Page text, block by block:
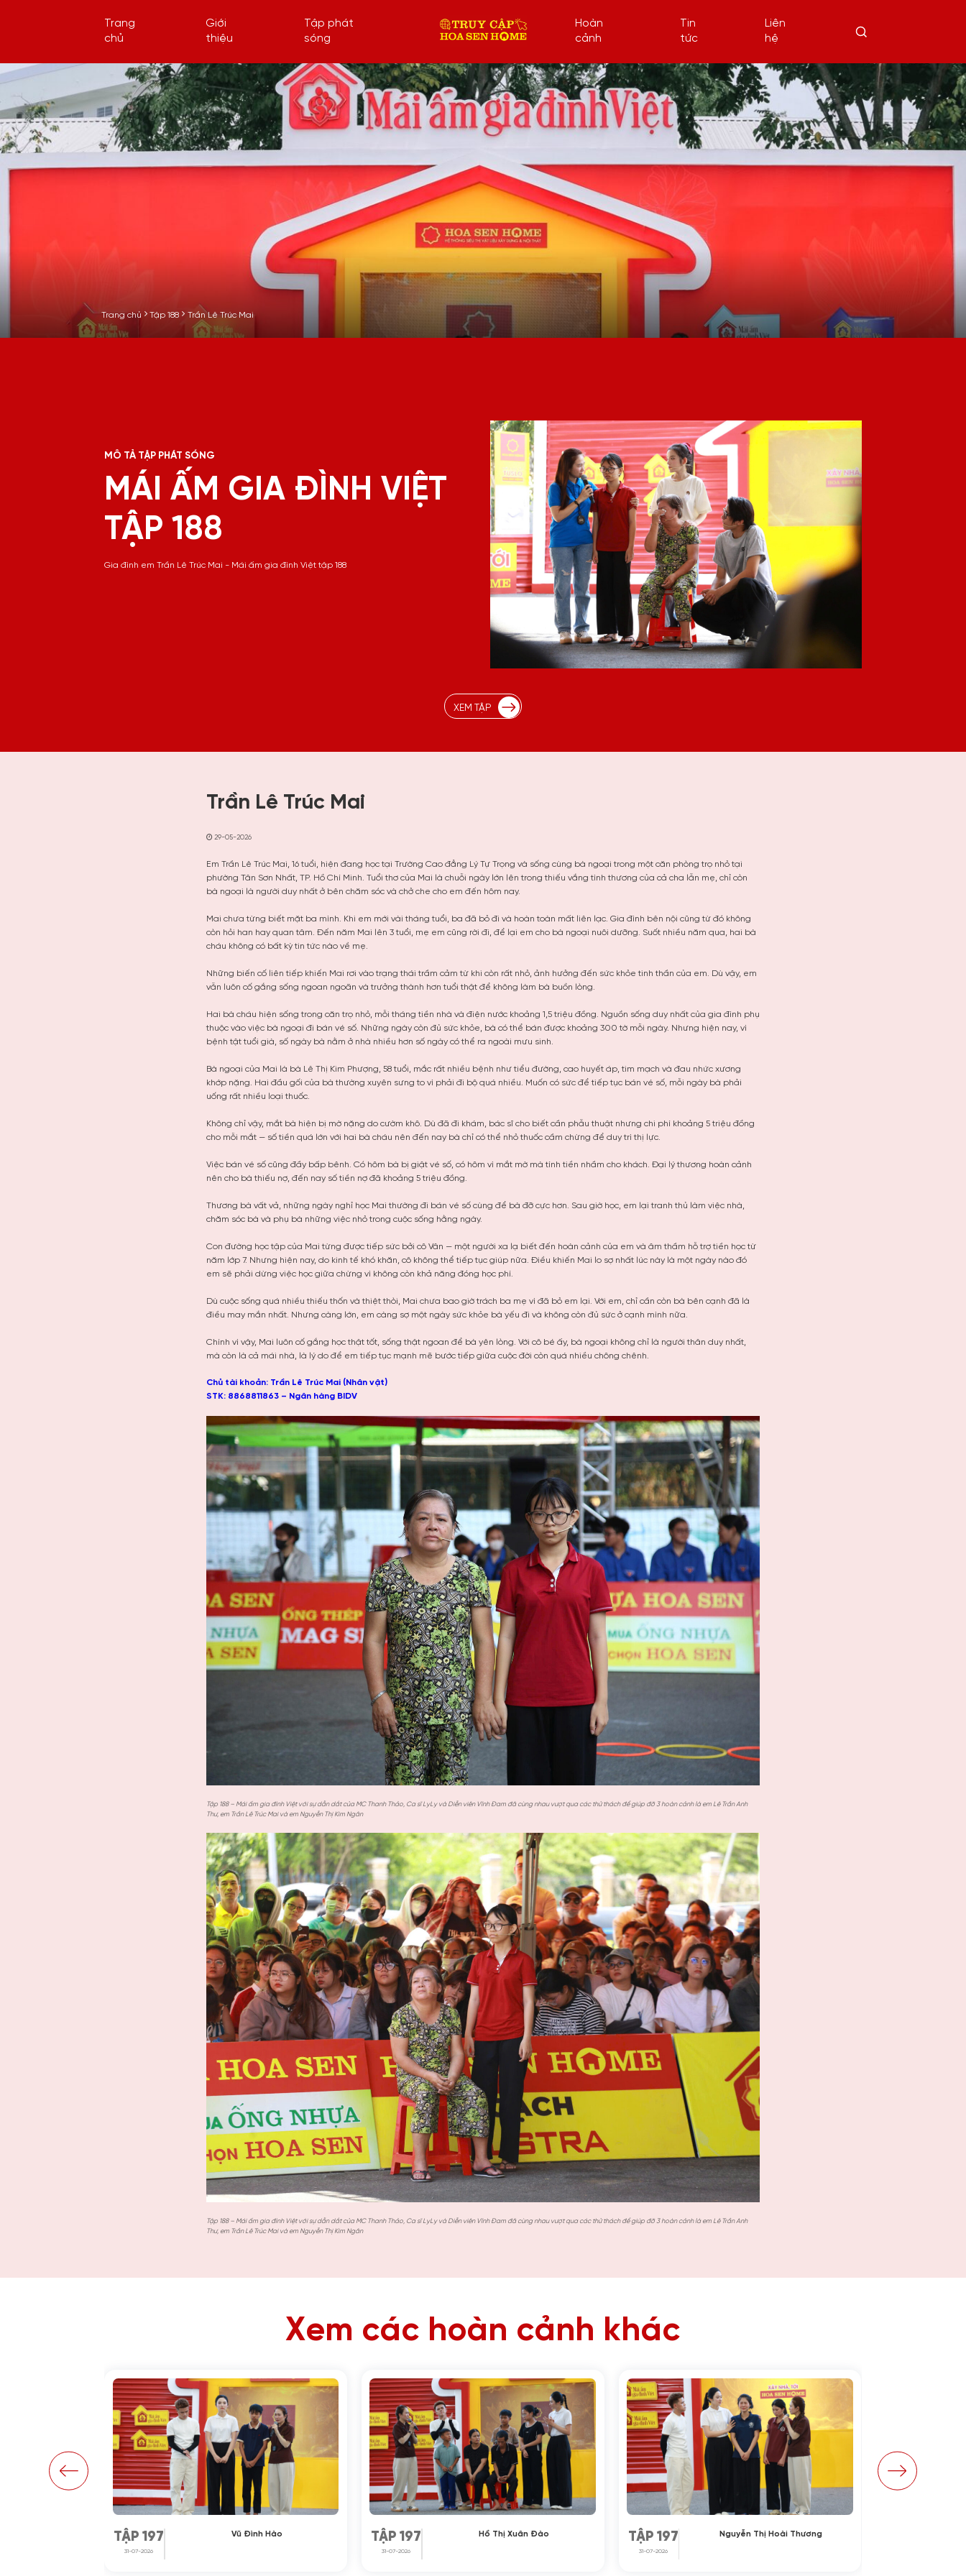
Trang
chủ
Giới
thiệu
Tập phát
sóng
Hoàn
cảnh
Tin
tức
Liên
hệ
Trang chủ Tập 188 Trần Lê Trúc Mai
MÔ TẢ TẬP PHÁT SÓNG
MÁI ẤM GIA ĐÌNH VIỆT
TẬP 188
Gia đình em Trần Lê Trúc Mai - Mái ấm gia đình Việt tập 188
XEM TẬP
Trần Lê Trúc Mai
29-05-2026
Em Trần Lê Trúc Mai, 16 tuổi, hiện đang học tại Trường Cao đẳng Lý Tự Trọng và sống cùng bà ngoại trong một căn phòng trọ nhỏ tại
phường Tân Sơn Nhất, TP. Hồ Chí Minh. Tuổi thơ của Mai là chuỗi ngày lớn lên trong thiếu vắng tình thương của cả cha lẫn mẹ, chỉ còn
bà ngoại là người duy nhất ở bên chăm sóc và chở che cho em đến hôm nay.
Mai chưa từng biết mặt ba mình. Khi em mới vài tháng tuổi, ba đã bỏ đi và hoàn toàn mất liên lạc. Gia đình bên nội cũng từ đó không
còn hỏi han hay quan tâm. Đến năm Mai lên 3 tuổi, mẹ em cũng rời đi, để lại em cho bà ngoại nuôi dưỡng. Suốt nhiều năm qua, hai bà
cháu không có bất kỳ tin tức nào về mẹ.
Những biến cố liên tiếp khiến Mai rơi vào trạng thái trầm cảm từ khi còn rất nhỏ, ảnh hưởng đến sức khỏe tinh thần của em. Dù vậy, em
vẫn luôn cố gắng sống ngoan ngoãn và trưởng thành hơn tuổi thật để không làm bà buồn lòng.
Hai bà cháu hiện sống trong căn trọ nhỏ, mỗi tháng tiền nhà và điện nước khoảng 1,5 triệu đồng. Nguồn sống duy nhất của gia đình phụ
thuộc vào việc bà ngoại đi bán vé số. Những ngày còn đủ sức khỏe, bà có thể bán được khoảng 300 tờ mỗi ngày. Nhưng hiện nay, vì
bệnh tật tuổi già, số ngày bà nằm ở nhà nhiều hơn số ngày có thể ra ngoài mưu sinh.
Bà ngoại của Mai là bà Lê Thị Kim Phượng, 58 tuổi, mắc rất nhiều bệnh như tiểu đường, cao huyết áp, tim mạch và đau nhức xương
khớp nặng. Hai đầu gối của bà thường xuyên sưng to vì phải đi bộ quá nhiều. Muốn có sức để tiếp tục bán vé số, mỗi ngày bà phải
uống rất nhiều loại thuốc.
Không chỉ vậy, mắt bà hiện bị mờ nặng do cườm khô. Dù đã đi khám, bác sĩ cho biết cần phẫu thuật nhưng chi phí khoảng 5 triệu đồng
cho mỗi mắt — số tiền quá lớn với hai bà cháu nên đến nay bà chỉ có thể nhỏ thuốc cầm chừng để duy trì thị lực.
Việc bán vé số cũng đầy bấp bênh. Có hôm bà bị giật vé số, có hôm vì mắt mờ mà tính tiền nhầm cho khách. Đại lý thương hoàn cảnh
nên cho bà thiếu nợ, đến nay số tiền nợ đã khoảng 5 triệu đồng.
Thương bà vất vả, những ngày nghỉ học Mai thường đi bán vé số cùng để bà đỡ cực hơn. Sau giờ học, em lại tranh thủ làm việc nhà,
chăm sóc bà và phụ bà những việc nhỏ trong cuộc sống hằng ngày.
Con đường học tập của Mai từng được tiếp sức bởi cô Vân — một người xa lạ biết đến hoàn cảnh của em và âm thầm hỗ trợ tiền học từ
năm lớp 7. Nhưng hiện nay, do kinh tế khó khăn, cô không thể tiếp tục giúp nữa. Điều khiến Mai lo sợ nhất lúc này là một ngày nào đó
em sẽ phải dừng việc học giữa chừng vì không còn khả năng đóng học phí.
Dù cuộc sống quá nhiều thiếu thốn và thiệt thòi, Mai chưa bao giờ trách ba mẹ vì đã bỏ em lại. Với em, chỉ cần còn bà bên cạnh đã là
điều may mắn nhất. Nhưng càng lớn, em càng sợ một ngày sức khỏe bà yếu đi và không còn đủ sức ở cạnh mình nữa.
Chính vì vậy, Mai luôn cố gắng học thật tốt, sống thật ngoan để bà yên lòng. Với cô bé ấy, bà ngoại không chỉ là người thân duy nhất,
mà còn là cả mái nhà, là lý do để em tiếp tục mạnh mẽ bước tiếp giữa cuộc đời còn quá nhiều chông chênh.
Chủ tài khoản: Trần Lê Trúc Mai (Nhân vật)
STK: 8868811863 – Ngân hàng BIDV
Tập 188 – Mái ấm gia đình Việt với sự dẫn dắt của MC Thanh Thảo, Ca sĩ LyLy và Diễn viên Vĩnh Đam đã cùng nhau vượt qua các thử thách để giúp đỡ 3 hoàn cảnh là em Lê Trần Anh
Thư, em Trần Lê Trúc Mai và em Nguyễn Thị Kim Ngân
Tập 188 – Mái ấm gia đình Việt với sự dẫn dắt của MC Thanh Thảo, Ca sĩ LyLy và Diễn viên Vĩnh Đam đã cùng nhau vượt qua các thử thách để giúp đỡ 3 hoàn cảnh là em Lê Trần Anh
Thư, em Trần Lê Trúc Mai và em Nguyễn Thị Kim Ngân
Xem các hoàn cảnh khác
TẬP 197
31-07-2026
Vũ Đình Hào TẬP 197
31-07-2026
Hồ Thị Xuân Đào TẬP 197
31-07-2026
Nguyễn Thị Hoài Thương